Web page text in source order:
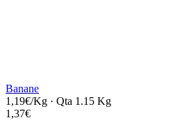
Banane
1,19€/Kg · Qta 1.15 Kg
1,37€